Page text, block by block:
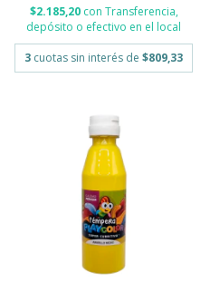
$2.185,20 con Transferencia,
depósito o efectivo en el local
3 cuotas sin interés de $809,33